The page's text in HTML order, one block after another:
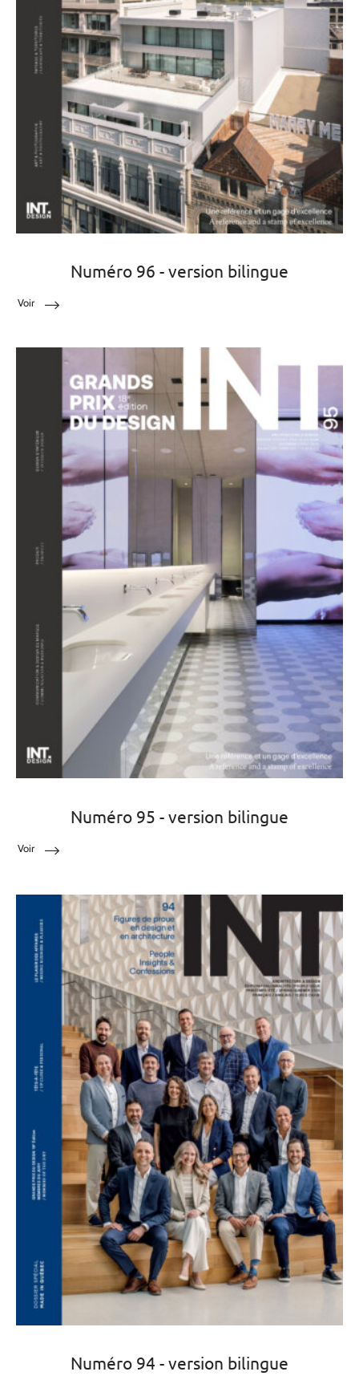
Numéro 96 - version bilingue
Voir
Numéro 95 - version bilingue
Voir
Numéro 94 - version bilingue